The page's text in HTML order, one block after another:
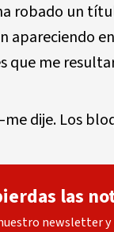
robado un
apareciendo
que me
dije. Los
las
newsletter